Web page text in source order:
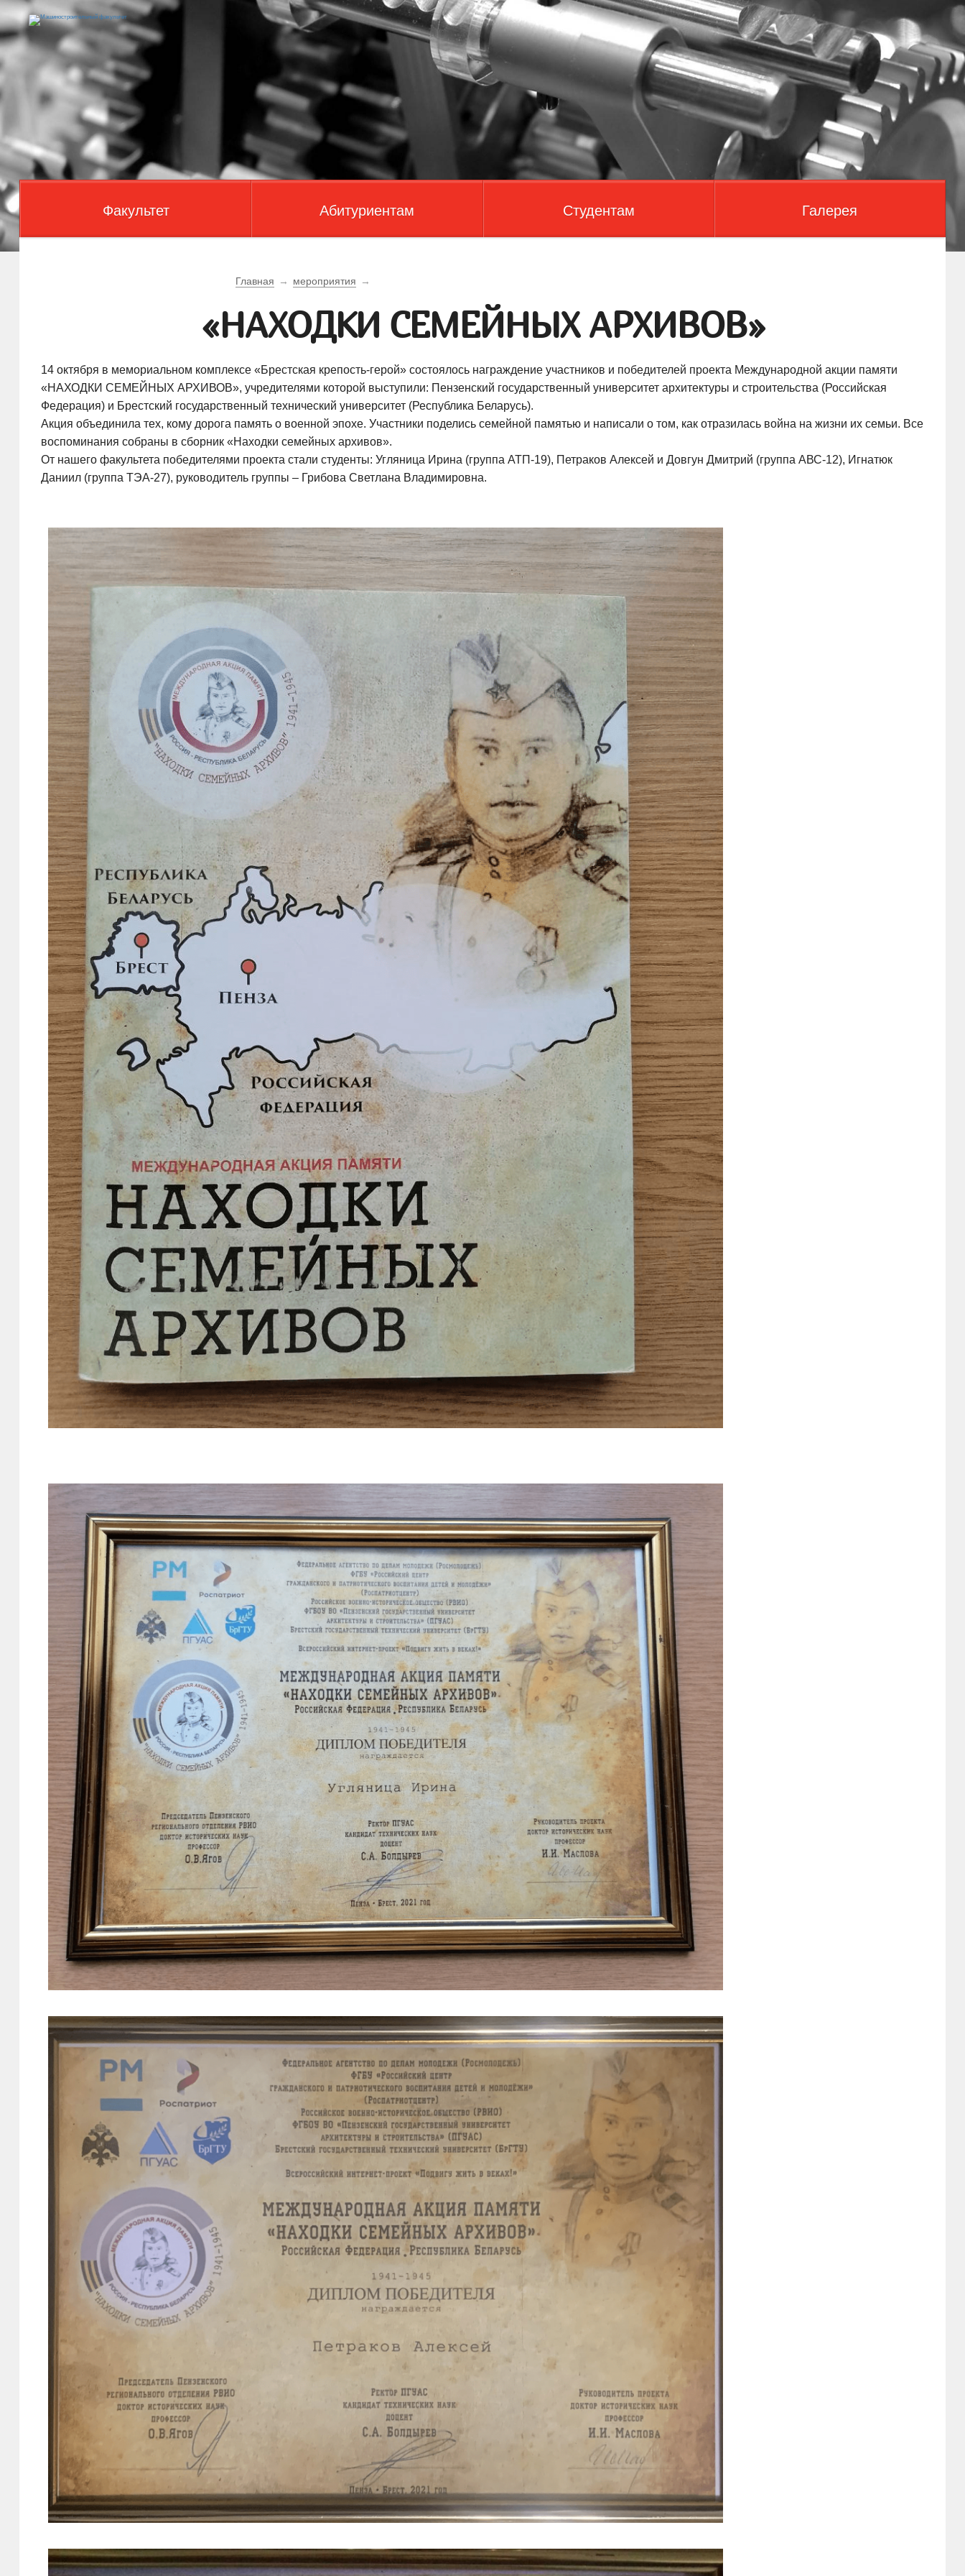
Факультет Абитуриентам Студентам Галерея
Главная → мероприятия →
«НАХОДКИ СЕМЕЙНЫХ АРХИВОВ»
14 октября в мемориальном комплексе «Брестская крепость-герой» состоялось награждение участников и победителей проекта Международной акции памяти
«НАХОДКИ СЕМЕЙНЫХ АРХИВОВ», учредителями которой выступили: Пензенский государственный университет архитектуры и строительства (Российская
Федерация) и Брестский государственный технический университет (Республика Беларусь).
Акция объединила тех, кому дорога память о военной эпохе. Участники поделись семейной памятью и написали о том, как отразилась война на жизни их семьи. Все
воспоминания собраны в сборник «Находки семейных архивов».
От нашего факультета победителями проекта стали студенты: Угляница Ирина (группа АТП-19), Петраков Алексей и Довгун Дмитрий (группа АВС-12), Игнатюк
Даниил (группа ТЭА-27), руководитель группы – Грибова Светлана Владимировна.